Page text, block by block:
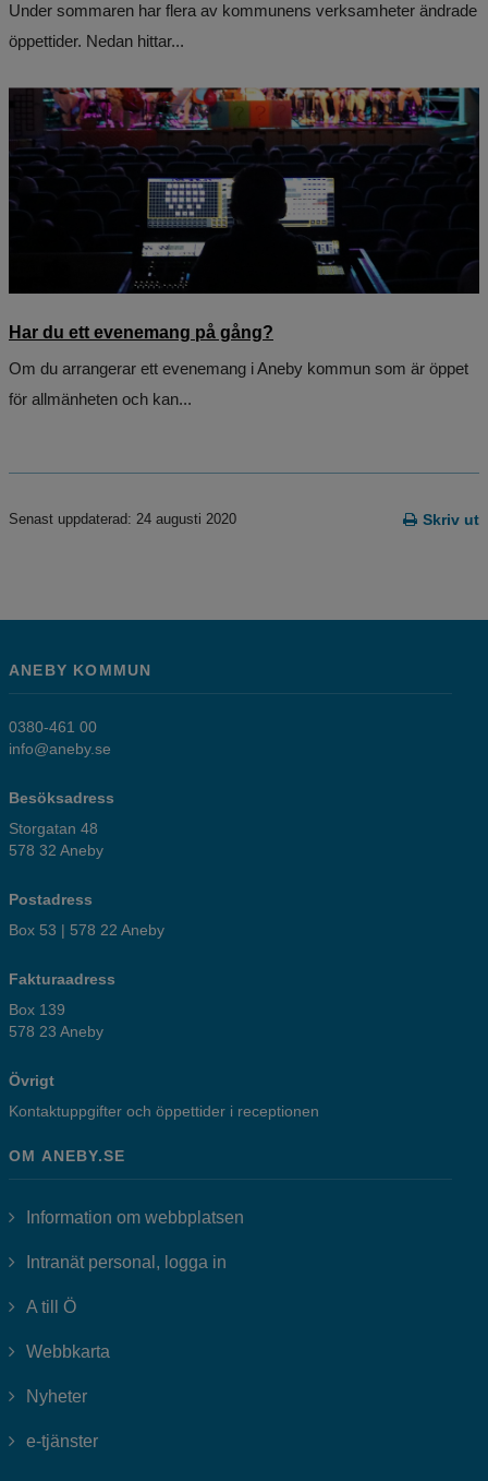
Under sommaren har flera av kommunens verksamheter ändrade
öppettider. Nedan hittar...
Har du ett evenemang på gång?
Om du arrangerar ett evenemang i Aneby kommun som är öppet
för allmänheten och kan...
Skriv ut
Senast uppdaterad: 24 augusti 2020
ANEBY KOMMUN
0380-461 00
info@aneby.se
Besöksadress
Storgatan 48
578 32 Aneby
Postadress
Box 53 | 578 22 Aneby
Fakturaadress
Box 139
578 23 Aneby
Övrigt
Kontaktuppgifter och öppettider i receptionen
OM ANEBY.SE
Information om webbplatsen
Intranät personal, logga in
A till Ö
Webbkarta
Nyheter
e-tjänsterLänk till annan webbplats, öppnas i nytt fönster.